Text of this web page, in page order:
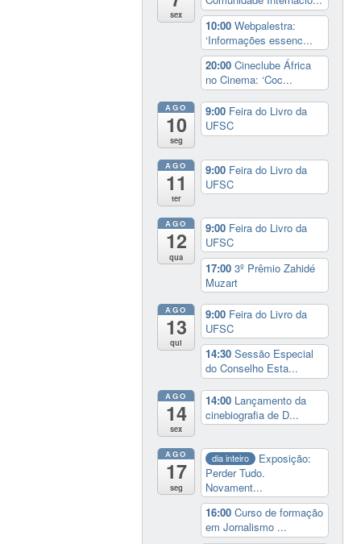
sex
10:00Webpalestra:
‘Informações essenc...
20:00Cineclube África
no Cinema: ‘Coc...
AGO
10
seg
9:00 Feira do Livro da
UFSC
AGO
11
ter
9:00 Feira do Livro da
UFSC
AGO
12
qua
9:00 Feira do Livro da
UFSC
17:003º Prêmio Zahidé
Muzart
AGO
13
qui
9:00 Feira do Livro da
UFSC
14:30Sessão Especial
do Conselho Esta...
AGO
14
sex
14:00 Lançamento da
cinebiografia de D...
AGO
17
seg
dia inteiro
Exposição:
Perder Tudo.
Novament...
16:00Curso de formação
em Jornalismo ...